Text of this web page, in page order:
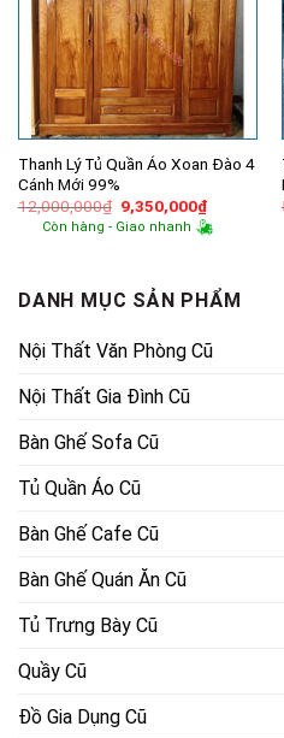
Thanh Lý Tủ Quần Áo Xoan Đào 4
Cánh Mới 99%
12,000,000₫ Giá
gốc
là:
9,350,000₫Giá
hiện
tại
Còn hàng - Giao nhanh
DANH MỤC SẢN PHẨM
Nội Thất Văn Phòng Cũ
Nội Thất Gia Đình Cũ
Bàn Ghế Sofa Cũ
Tủ Quần Áo Cũ
Bàn Ghế Cafe Cũ
Bàn Ghế Quán Ăn Cũ
Tủ Trưng Bày Cũ
Quầy Cũ
Đồ Gia Dụng Cũ